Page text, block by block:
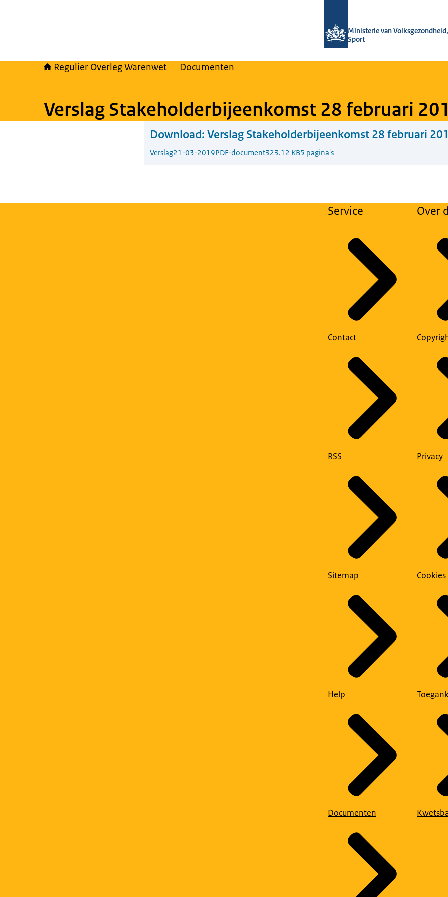
Ministerie van
Sport
Regulier Overleg Warenwet Documenten
Verslag Stakeholderbijeenkomst 28 februari
Download: Verslag Stakeholderbijeenkomst 28 februari
Verslag21-03-2019PDF-document323.12 KB5 pagina's
Service
Contact
RSS
Sitemap
Help
Documenten
Over
Privacy
Cookies